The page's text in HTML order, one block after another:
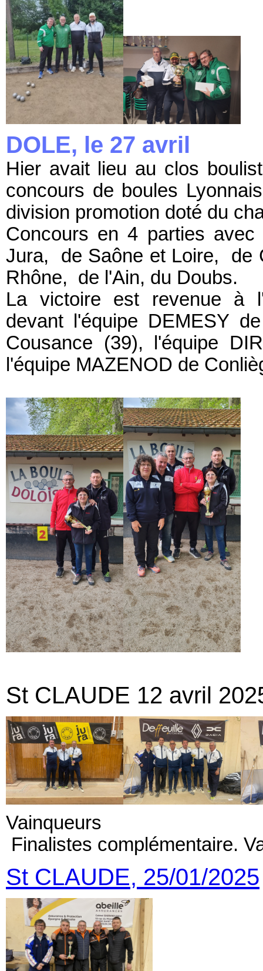
DOLE, le 27 avril
Hier avait lieu au clos
concours de boules
division promotion doté du
Concours en 4 parties
Jura, de Saône et Loire, de
Rhône, de l'Ain, du Doubs.
La victoire est revenue à
devant l'équipe DEMESY
Cousance (39), l'équipe
l'équipe MAZENOD de
St CLAUDE 12 avril
Finalistes complémentaire.
St CLAUDE, 25/01/2025